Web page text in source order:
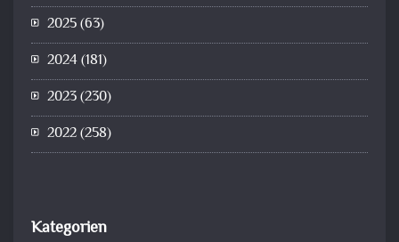
2025(63)
2024(181)
2023(230)
2022(258)
Kategorien